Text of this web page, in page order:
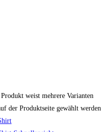
Produkt weist mehrere Varianten
der Produktseite gewählt werden